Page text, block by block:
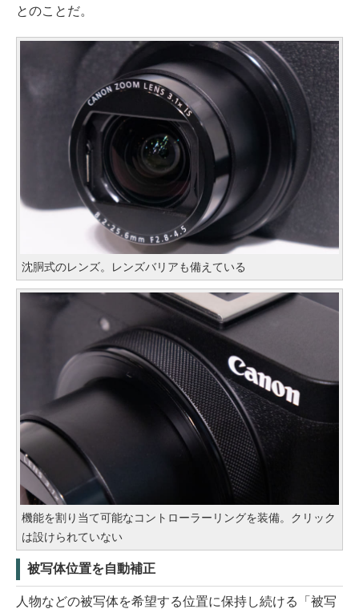
とのことだ。
沈胴式のレンズ。レンズバリアも備えている
機能を割り当て可能なコントローラーリングを装備。クリック
は設けられていない
被写体位置を自動補正
人物などの被写体を希望する位置に保持し続ける「被写